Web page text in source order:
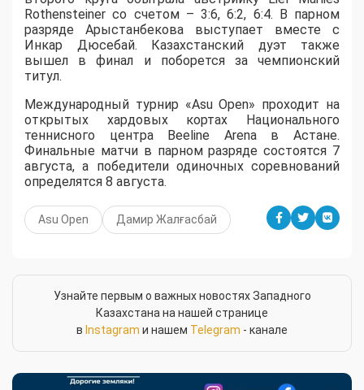
Rothensteiner со счетом – 3:6, 6:2, 6:4. В парном
разряде Арыстанбекова выступает вместе с
Инкар Дюсебай. Казахстанский дуэт также
вышел в финал и поборется за чемпионский
титул.
Международный турнир «Asu Open» проходит на
открытых хардовых кортах Национального
теннисного центра Beeline Arena в Астане.
Финальные матчи в парном разряде состоятся 7
августа, а победители одиночных соревнований
определятся 8 августа.
Asu Open Дамир Жалғасбай
Узнайте первым о важных новостях Западного
Казахстана на нашей странице
в Instagram и нашем Telegram - канале